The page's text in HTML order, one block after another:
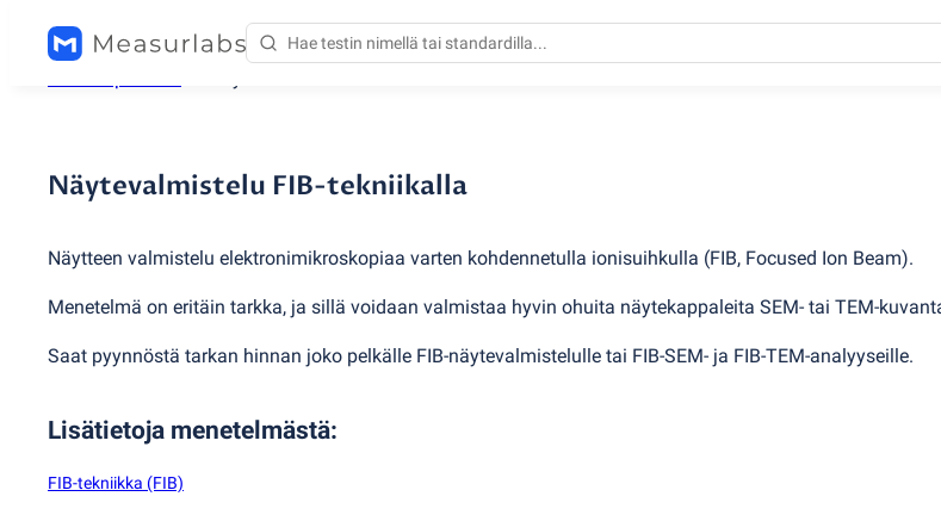
Näytevalmistelu FIB-tekniikalla
Näytteen valmistelu elektronimikroskopiaa varten kohdennetulla ionisuihkulla (FIB, Focused Ion Beam).
Menetelmä on eritäin tarkka, ja sillä voidaan valmistaa hyvin ohuita näytekappaleita SEM- tai TEM-
Saat pyynnöstä tarkan hinnan joko pelkälle FIB-näytevalmistelulle tai FIB-SEM- ja FIB-TEM-analyyseille.
Lisätietoja menetelmästä:
FIB-tekniikka (FIB)